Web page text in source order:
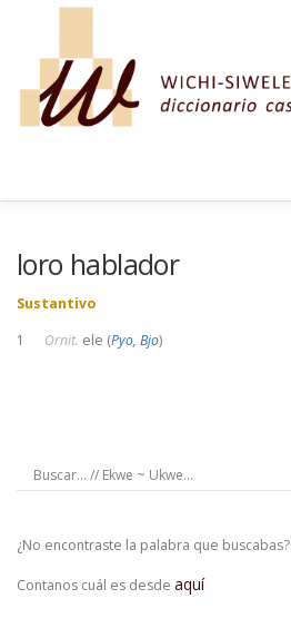
Saltar al contenido
loro hablador
Sustantivo
1 Ornit. ele (Pyo, Bjo)
¿No encontraste la palabra que buscabas?
Contanos cuál es desde aquí